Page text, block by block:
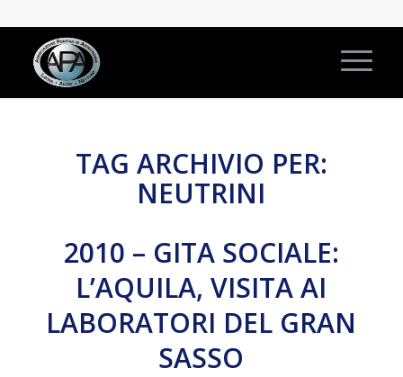
TAG ARCHIVIO PER:
NEUTRINI
2010 – GITA SOCIALE:
L’AQUILA, VISITA AI
LABORATORI DEL GRAN
SASSO